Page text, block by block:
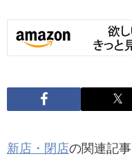
新店・閉店の関連記事